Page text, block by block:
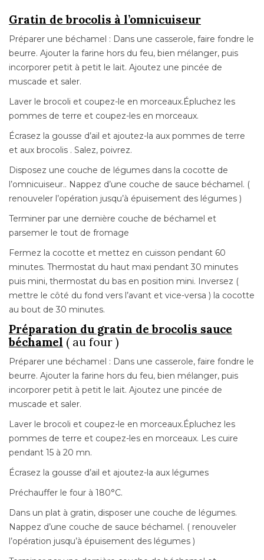
Gratin de brocolis à l’omnicuiseur
Préparer une béchamel : Dans une casserole, faire fondre le
beurre. Ajouter la farine hors du feu, bien mélanger, puis
incorporer petit à petit le lait. Ajoutez une pincée de
muscade et saler.
Laver le brocoli et coupez-le en morceaux.Épluchez les
pommes de terre et coupez-les en morceaux.
Écrasez la gousse d’ail et ajoutez-la aux pommes de terre
et aux brocolis . Salez, poivrez.
Disposez une couche de légumes dans la cocotte de
l’omnicuiseur.. Nappez d’une couche de sauce béchamel. (
renouveler l’opération jusqu’à épuisement des légumes )
Terminer par une dernière couche de béchamel et
parsemer le tout de fromage
Fermez la cocotte et mettez en cuisson pendant 60
minutes. Thermostat du haut maxi pendant 30 minutes
puis mini, thermostat du bas en position mini. Inversez (
mettre le côté du fond vers l’avant et vice-versa ) la cocotte
au bout de 30 minutes.
Préparation du gratin de brocolis sauce
béchamel ( au four )
Préparer une béchamel : Dans une casserole, faire fondre le
beurre. Ajouter la farine hors du feu, bien mélanger, puis
incorporer petit à petit le lait. Ajoutez une pincée de
muscade et saler.
Laver le brocoli et coupez-le en morceaux.Épluchez les
pommes de terre et coupez-les en morceaux. Les cuire
pendant 15 à 20 mn.
Écrasez la gousse d’ail et ajoutez-la aux légumes
Préchauffer le four à 180°C.
Dans un plat à gratin, disposer une couche de légumes.
Nappez d’une couche de sauce béchamel. ( renouveler
l’opération jusqu’à épuisement des légumes )